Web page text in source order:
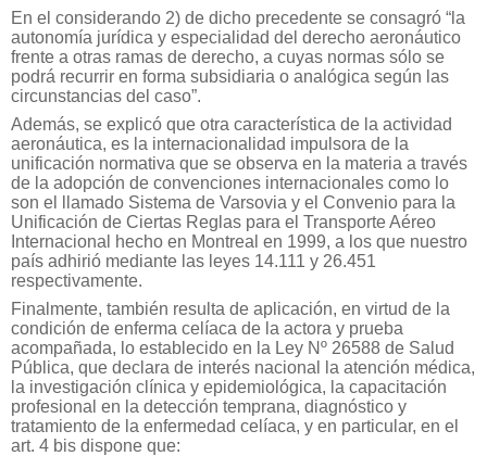
En el considerando 2) de dicho precedente se consagró “la
autonomía jurídica y especialidad del derecho aeronáutico
frente a otras ramas de derecho, a cuyas normas sólo se
podrá recurrir en forma subsidiaria o analógica según las
circunstancias del caso”.
Además, se explicó que otra característica de la actividad
aeronáutica, es la internacionalidad impulsora de la
unificación normativa que se observa en la materia a través
de la adopción de convenciones internacionales como lo
son el llamado Sistema de Varsovia y el Convenio para la
Unificación de Ciertas Reglas para el Transporte Aéreo
Internacional hecho en Montreal en 1999, a los que nuestro
país adhirió mediante las leyes 14.111 y 26.451
respectivamente.
Finalmente, también resulta de aplicación, en virtud de la
condición de enferma celíaca de la actora y prueba
acompañada, lo establecido en la Ley Nº 26588 de Salud
Pública, que declara de interés nacional la atención médica,
la investigación clínica y epidemiológica, la capacitación
profesional en la detección temprana, diagnóstico y
tratamiento de la enfermedad celíaca, y en particular, en el
art. 4 bis dispone que: